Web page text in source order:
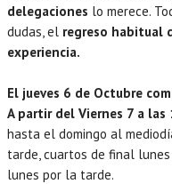
delegaciones lo merece.
dudas, el regreso habitual
experiencia.
El jueves 6 de Octubre
A partir del Viernes 7 a
hasta el domingo al
tarde, cuartos de final
lunes por la tarde.